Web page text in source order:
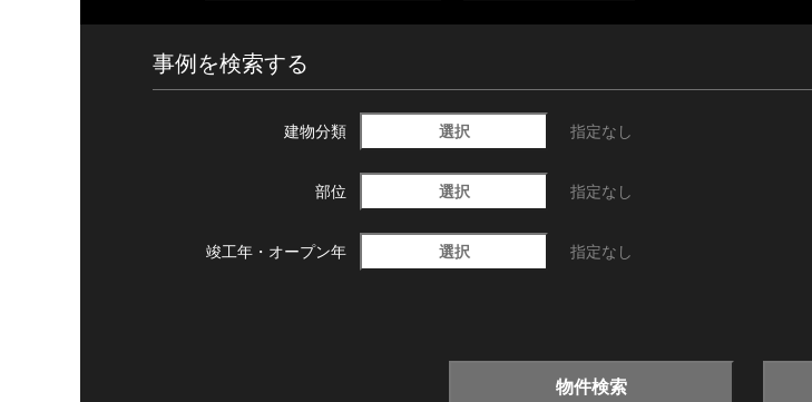
事例を検索する
建物分類 選択 指定なし
部位 選択 指定なし
竣工年・ オープン年 選択 指定なし
物件検索